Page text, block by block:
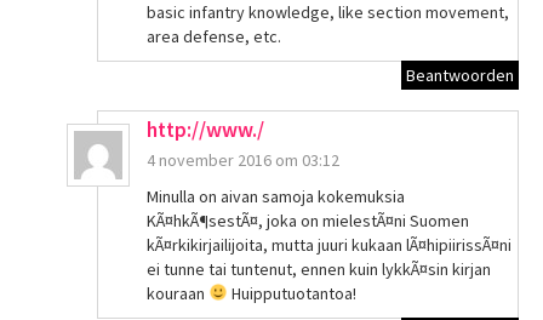
basic infantry knowledge, like section movement,
area defense, etc.
Beantwoorden
http://www./
4 november 2016 om 03:12
Minulla on aivan samoja kokemuksia
KÃ¤hkÃ¶sestÃ¤, joka on mielestÃ¤ni Suomen
kÃ¤rkikirjailijoita, mutta juuri kukaan lÃ¤hipiirissÃ¤ni
ei tunne tai tuntenut, ennen kuin lykkÃ¤sin kirjan
kouraan
Huipputuotantoa!